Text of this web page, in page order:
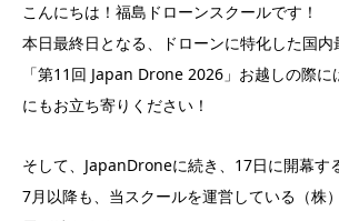
こんにちは！福島ドローンスクールです！
本日最終日となる、ドローンに特化した国内
「第11回 Japan Drone 2026」お越しの際に
にもお立ち寄りください！
そして、JapanDroneに続き、17日に開幕する
7月以降も、当スクールを運営している（株